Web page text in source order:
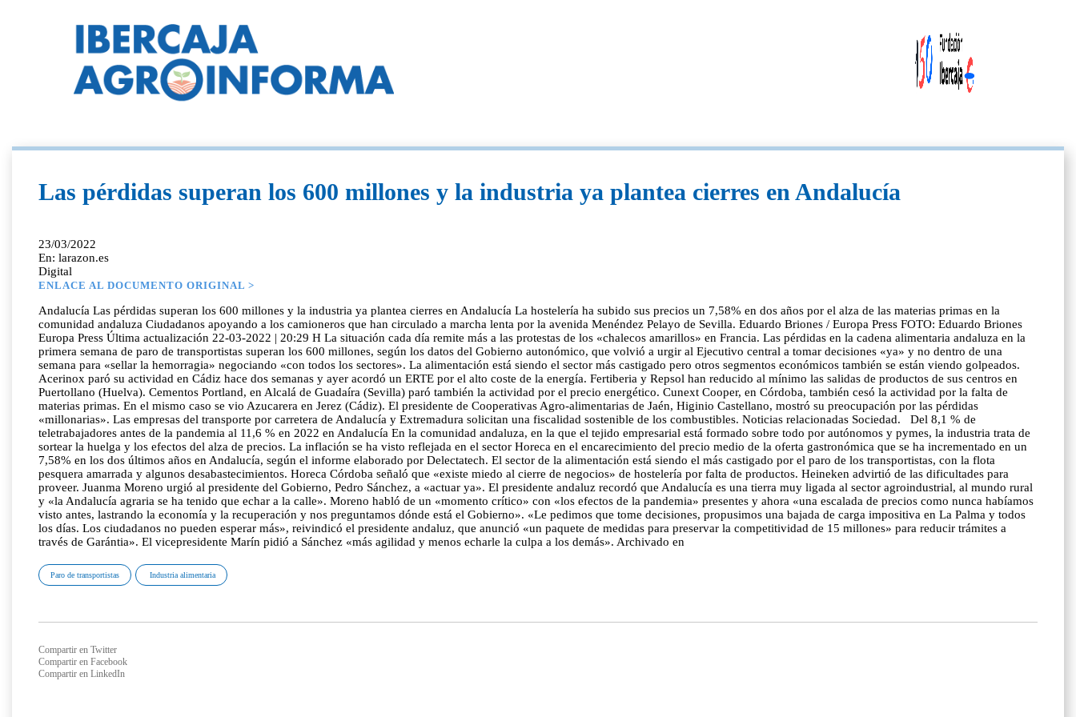
Las pérdidas superan los 600 millones y la industria ya plantea cierres en Andalucía
23/03/2022
En: larazon.es
Digital
ENLACE AL DOCUMENTO ORIGINAL >
Andalucía Las pérdidas superan los 600 millones y la industria ya plantea cierres en Andalucía La hostelería ha subido sus precios un 7,58% en dos años por el alza de las materias primas en la
comunidad andaluza Ciudadanos apoyando a los camioneros que han circulado a marcha lenta por la avenida Menéndez Pelayo de Sevilla. Eduardo Briones / Europa Press FOTO: Eduardo Briones
Europa Press Última actualización 22-03-2022 | 20:29 H La situación cada día remite más a las protestas de los «chalecos amarillos» en Francia. Las pérdidas en la cadena alimentaria andaluza en la
primera semana de paro de transportistas superan los 600 millones, según los datos del Gobierno autonómico, que volvió a urgir al Ejecutivo central a tomar decisiones «ya» y no dentro de una
semana para «sellar la hemorragia» negociando «con todos los sectores». La alimentación está siendo el sector más castigado pero otros segmentos económicos también se están viendo golpeados.
Acerinox paró su actividad en Cádiz hace dos semanas y ayer acordó un ERTE por el alto coste de la energía. Fertiberia y Repsol han reducido al mínimo las salidas de productos de sus centros en
Puertollano (Huelva). Cementos Portland, en Alcalá de Guadaíra (Sevilla) paró también la actividad por el precio energético. Cunext Cooper, en Córdoba, también cesó la actividad por la falta de
materias primas. En el mismo caso se vio Azucarera en Jerez (Cádiz). El presidente de Cooperativas Agro-alimentarias de Jaén, Higinio Castellano, mostró su preocupación por las pérdidas
«millonarias». Las empresas del transporte por carretera de Andalucía y Extremadura solicitan una fiscalidad sostenible de los combustibles. Noticias relacionadas Sociedad. Del 8,1 % de
teletrabajadores antes de la pandemia al 11,6 % en 2022 en Andalucía En la comunidad andaluza, en la que el tejido empresarial está formado sobre todo por autónomos y pymes, la industria trata de
sortear la huelga y los efectos del alza de precios. La inflación se ha visto reflejada en el sector Horeca en el encarecimiento del precio medio de la oferta gastronómica que se ha incrementado en un
7,58% en los dos últimos años en Andalucía, según el informe elaborado por Delectatech. El sector de la alimentación está siendo el más castigado por el paro de los transportistas, con la flota
pesquera amarrada y algunos desabastecimientos. Horeca Córdoba señaló que «existe miedo al cierre de negocios» de hostelería por falta de productos. Heineken advirtió de las dificultades para
proveer. Juanma Moreno urgió al presidente del Gobierno, Pedro Sánchez, a «actuar ya». El presidente andaluz recordó que Andalucía es una tierra muy ligada al sector agroindustrial, al mundo rural
y «la Andalucía agraria se ha tenido que echar a la calle». Moreno habló de un «momento crítico» con «los efectos de la pandemia» presentes y ahora «una escalada de precios como nunca habíamos
visto antes, lastrando la economía y la recuperación y nos preguntamos dónde está el Gobierno». «Le pedimos que tome decisiones, propusimos una bajada de carga impositiva en La Palma y todos
los días. Los ciudadanos no pueden esperar más», reivindicó el presidente andaluz, que anunció «un paquete de medidas para preservar la competitividad de 15 millones» para reducir trámites a
través de Garántia». El vicepresidente Marín pidió a Sánchez «más agilidad y menos echarle la culpa a los demás». Archivado en
Paro de transportistas Industria alimentaria
Compartir en Twitter
Compartir en Facebook
Compartir en LinkedIn